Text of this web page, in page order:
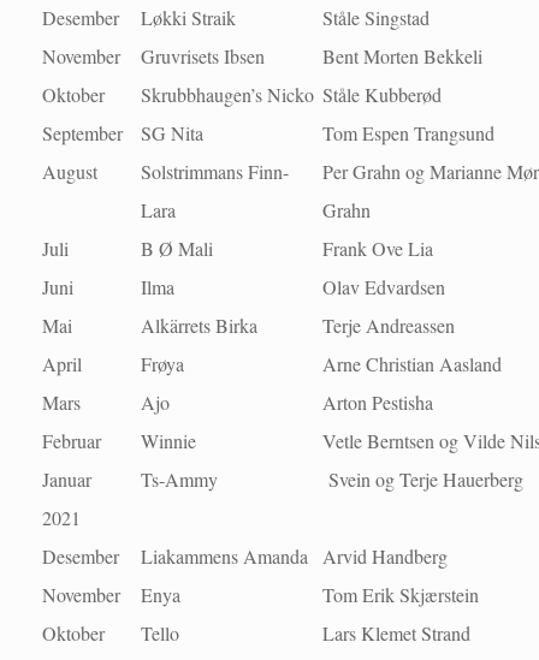
Desember
Løkki Straik
Ståle Singstad
November
Gruvrisets Ibsen
Bent Morten Bekkeli
Oktober
Skrubbhaugen’s Nicko Ståle Kubberød
September
SG Nita
Tom Espen Trangsund
August
Solstrimmans Finn-
Lara
Per Grahn og Marianne
Grahn
Juli
B Ø Mali
Frank Ove Lia
Juni
Ilma
Olav Edvardsen
Mai
Alkärrets Birka
Terje Andreassen
April
Frøya
Arne Christian Aasland
Mars
Ajo
Arton Pestisha
Februar
Winnie
Vetle Berntsen og Vilde
Januar
Ts-Ammy
Svein og Terje Hauerberg
2021
Desember
Liakammens Amanda
Arvid Handberg
November
Enya
Tom Erik Skjærstein
Oktober
Tello
Lars Klemet Strand